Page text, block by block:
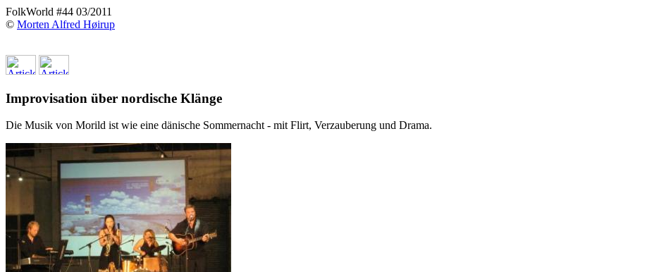
FolkWorld #44 03/2011
© Morten Alfred Høirup
Improvisation über nordische Klänge
Die Musik von Morild ist wie eine dänische Sommernacht - mit Flirt, Verzauberung und Drama.